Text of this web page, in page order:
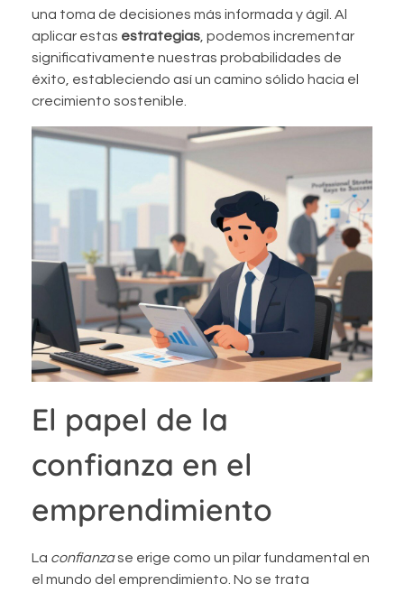
una toma de decisiones más informada y ágil. Al
aplicar estas estrategias , podemos incrementar
significativamente nuestras probabilidades de
éxito, estableciendo así un camino sólido hacia el
crecimiento sostenible.
El papel de la
confianza en el
emprendimiento
La confianzase erige como un pilar fundamental en
el mundo del emprendimiento. No se trata